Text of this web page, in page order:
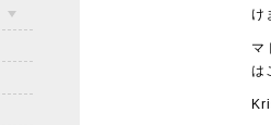
け
マ
は